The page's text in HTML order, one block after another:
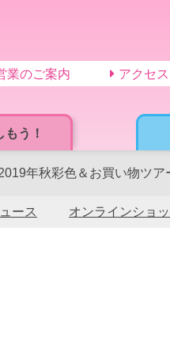
う！
業のご案内 アクセス
年秋彩色＆お買い物ツ
ース オンラインショ